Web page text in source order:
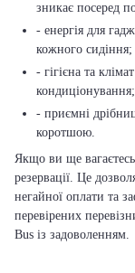
зникає посеред
- енергія для
кожного сидіння;
- гігієна та
кондиціонування;
- приємні
коротшою.
Якщо ви ще
резервації. Це
негайної оплати та
перевірених
Bus із задоволенням.